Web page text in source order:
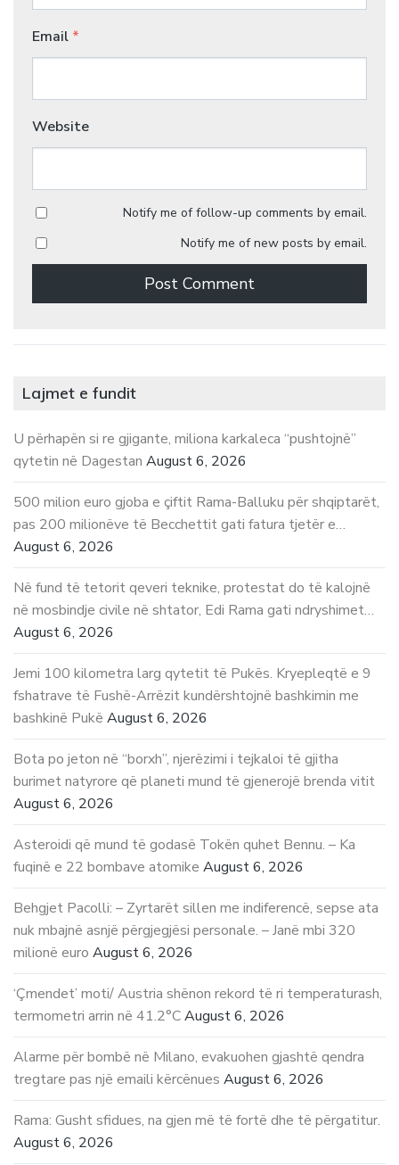
Email *
Website
Notify me of follow-up comments by email.
Notify me of new posts by email.
Lajmet e fundit
U përhapën si re gjigante, miliona karkaleca “pushtojnë”
qytetin në Dagestan August 6, 2026
500 milion euro gjoba e çiftit Rama-Balluku për shqiptarët,
pas 200 milionëve të Becchettit gati fatura tjetër e…
August 6, 2026
Në fund të tetorit qeveri teknike, protestat do të kalojnë
në mosbindje civile në shtator, Edi Rama gati ndryshimet…
August 6, 2026
Jemi 100 kilometra larg qytetit të Pukës. Kryepleqtë e 9
fshatrave të Fushë-Arrëzit kundërshtojnë bashkimin me
bashkinë Pukë August 6, 2026
Bota po jeton në “borxh”, njerëzimi i tejkaloi të gjitha
burimet natyrore që planeti mund të gjenerojë brenda vitit
August 6, 2026
Asteroidi që mund të godasë Tokën quhet Bennu. – Ka
fuqinë e 22 bombave atomike August 6, 2026
Behgjet Pacolli: – Zyrtarët sillen me indiferencë, sepse ata
nuk mbajnë asnjë përgjegjësi personale. – Janë mbi 320
milionë euro August 6, 2026
‘Çmendet’ moti/ Austria shënon rekord të ri temperaturash,
termometri arrin në 41.2°CAugust 6, 2026
Alarme për bombë në Milano, evakuohen gjashtë qendra
tregtare pas një emaili kërcënues August 6, 2026
Rama: Gusht sfidues, na gjen më të fortë dhe të përgatitur.
August 6, 2026